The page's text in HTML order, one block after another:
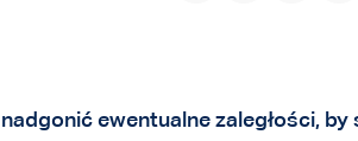
ewentualne zaległości, by